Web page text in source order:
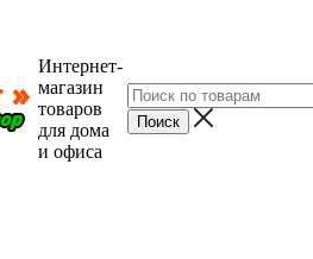
Интернет-
магазин
товаров
для дома
и офиса